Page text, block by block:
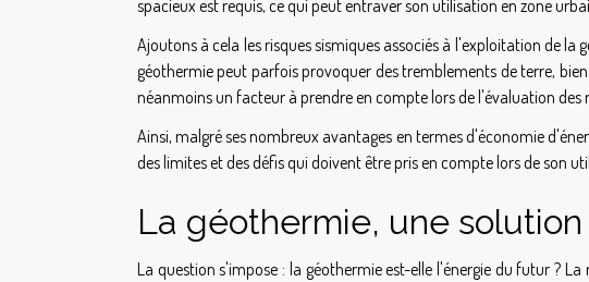
spacieux est requis, ce qui peut entraver son utilisation en zone
Ajoutons à cela les risques sismiques associés à l'exploitation de
géothermie peut parfois provoquer des tremblements de terre,
néanmoins un facteur à prendre en compte lors de l'évaluation des
Ainsi, malgré ses nombreux avantages en termes d'économie
des limites et des défis qui doivent être pris en compte lors de son
La géothermie, une solution
La question s'impose : la géothermie est-elle l'énergie du futur ?